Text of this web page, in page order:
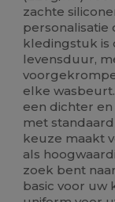
zachte
personalisatie
kledingstuk is
levensduur,
elke
een dichter
met
keuze maakt
als
zoek bent
basic voor uw